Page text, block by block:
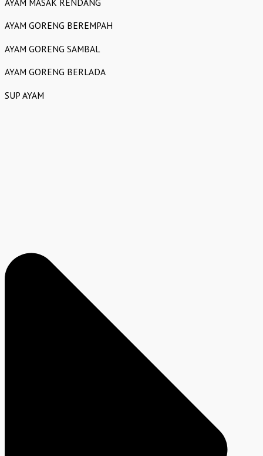
AYAM GORENG BEREMPAH
AYAM GORENG SAMBAL
AYAM GORENG BERLADA
SUP AYAM